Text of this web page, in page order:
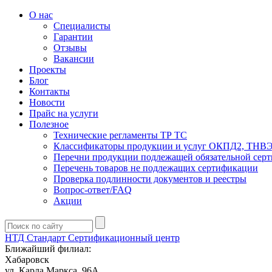
О нас
Специалисты
Гарантии
Отзывы
Вакансии
Проекты
Блог
Контакты
Новости
Прайс на услуги
Полезное
Технические регламенты ТР ТС
Классификаторы продукции и услуг ОКПД2,
Перечни продукции подлежащей обязательной
Перечень товаров не подлежащих сертификации
Проверка подлинности документов и реестры
Вопрос-ответ/FAQ
Акции
НТД Стандарт Сертификационный центр
Ближайший филиал:
Хабаровск